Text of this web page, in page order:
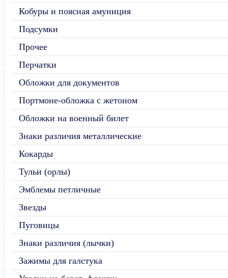
Кобуры и поясная амуниция
Подсумки
Прочее
Перчатки
Обложки для документов
Портмоне-обложка с жетоном
Обложки на военный билет
Знаки различия металлические
Кокарды
Тульи (орлы)
Эмблемы петличные
Звезды
Пуговицы
Знаки различия (лычки)
Зажимы для галстука